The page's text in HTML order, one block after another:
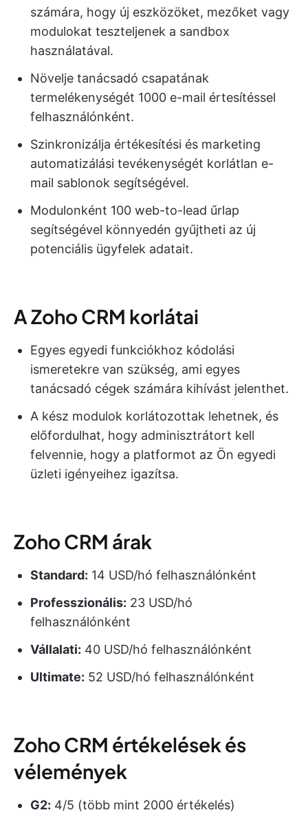
számára, hogy új eszközöket, mezőket vagy
modulokat teszteljenek a sandbox
használatával.
Növelje tanácsadó csapatának
termelékenységét 1000 e-mail értesítéssel
felhasználónként.
Szinkronizálja értékesítési és marketing
automatizálási tevékenységét korlátlan e-
mail sablonok segítségével.
Modulonként 100 web-to-lead űrlap
segítségével könnyedén gyűjtheti az új
potenciális ügyfelek adatait.
A Zoho CRM korlátai
Egyes egyedi funkciókhoz kódolási
ismeretekre van szükség, ami egyes
tanácsadó cégek számára kihívást jelenthet.
A kész modulok korlátozottak lehetnek, és
előfordulhat, hogy adminisztrátort kell
felvennie, hogy a platformot az Ön egyedi
üzleti igényeihez igazítsa.
Zoho CRM árak
Standard: 14 USD/hó felhasználónként
Professzionális: 23 USD/hó
felhasználónként
Vállalati: 40 USD/hó felhasználónként
Ultimate: 52 USD/hó felhasználónként
Zoho CRM értékelések és
vélemények
G2: 4/5 (több mint 2000 értékelés)